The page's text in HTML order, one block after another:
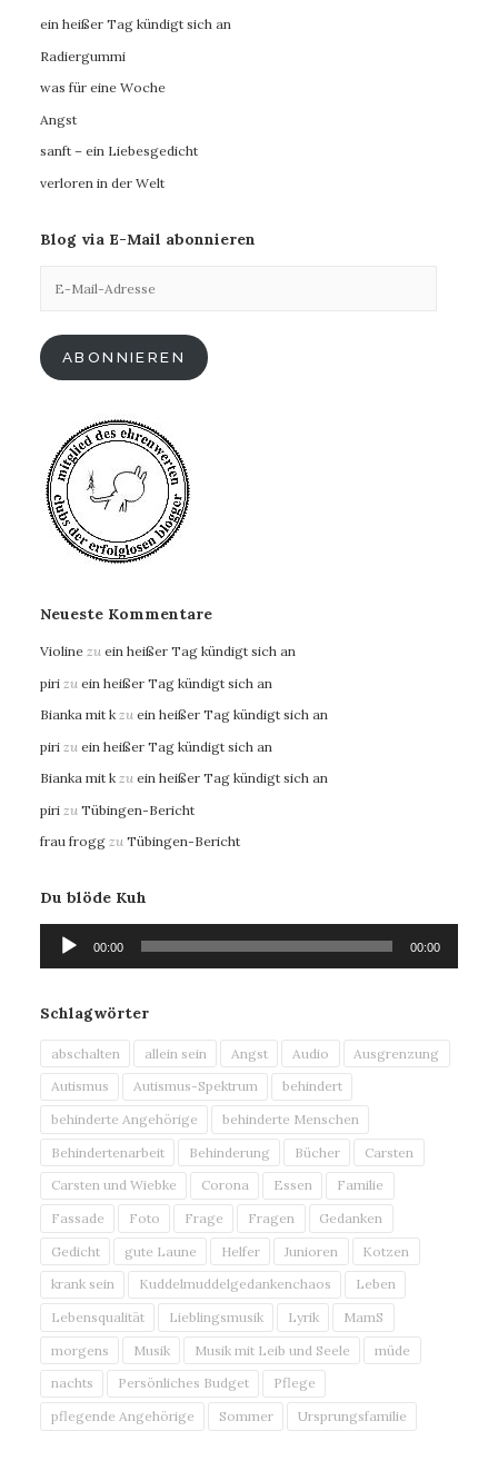
ein heißer Tag kündigt sich an
Radiergummi
was für eine Woche
Angst
sanft – ein Liebesgedicht
verloren in der Welt
Blog via E-Mail abonnieren
Mail-
ABONNIEREN
Neueste Kommentare
Violine zu ein heißer Tag kündigt sich an
piri zu ein heißer Tag kündigt sich an
Bianka mit k zu ein heißer Tag kündigt sich an
piri zu ein heißer Tag kündigt sich an
Bianka mit k zu ein heißer Tag kündigt sich an
piri zu Tübingen-Bericht
frau frogg zu Tübingen-Bericht
Du blöde Kuh
Audio-
Player
00:00 00:00
Schlagwörter
abschalten allein sein Angst Audio
Ausgrenzung
Autismus
Autismus-Spektrum
behindert
behinderte Angehörige
behinderte Menschen
Behindertenarbeit
Behinderung Bücher
Carsten
Carsten und Wiebke
Corona Essen
Familie
Fassade
Foto Frage Fragen
Gedanken
Gedicht
gute Laune Helfer Junioren
Kotzen
krank sein
Kuddelmuddelgedankenchaos
Leben
Lebensqualität
Lieblingsmusik Lyrik
MamS
morgens
Musik Musik mit Leib und Seele
müde
nachts
Persönliches Budget
Pflege
pflegende Angehörige
Sommer Ursprungsfamilie